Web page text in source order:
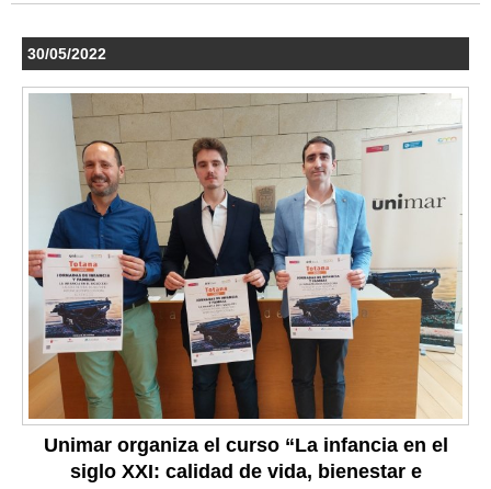
30/05/2022
Unimar organiza el curso “La infancia en el
siglo XXI: calidad de vida, bienestar e